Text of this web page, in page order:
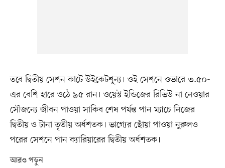
তবে দ্বিতীয় সেশন কাটে উইকেটশূন্য। ওই সেশনে ওভারে ৩.৫০-
এর বেশি হারে ওঠে ৯৫ রান। ওয়েস্ট ইন্ডিজের রিভিউ না নেওয়ার
সৌজন্যে জীবন পাওয়া সাকিব শেষ পর্যন্ত পান ম্যাচে নিজের
দ্বিতীয় ও টানা তৃতীয় অর্ধশতক। ভাগ্যের ছোঁয়া পাওয়া নুরুলও
পরের সেশনে পান ক্যারিয়ারের দ্বিতীয় অর্ধশতক।
আরও পড়ুন